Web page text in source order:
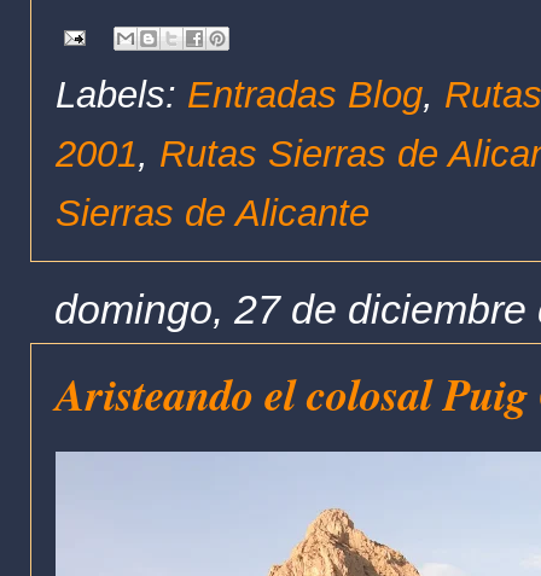
Labels: Entradas Blog,
2001, Rutas Sierras de
Sierras de Alicante
domingo, 27 de diciembre
Aristeando el colosal